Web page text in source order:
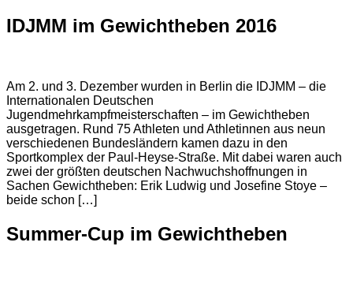
IDJMM im Gewichtheben 2016
Am 2. und 3. Dezember wurden in Berlin die IDJMM – die
Internationalen Deutschen
Jugendmehrkampfmeisterschaften – im Gewichtheben
ausgetragen. Rund 75 Athleten und Athletinnen aus neun
verschiedenen Bundesländern kamen dazu in den
Sportkomplex der Paul-Heyse-Straße. Mit dabei waren auch
zwei der größten deutschen Nachwuchshoffnungen in
Sachen Gewichtheben: Erik Ludwig und Josefine Stoye –
beide schon […]
Summer-Cup im Gewichtheben